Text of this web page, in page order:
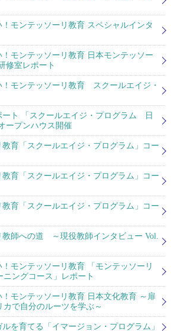
！モンテッソーリ教育 スペシャルインタ
！モンテッソーリ教育 日本モンテッソー
修室レポート
！モンテッソーリ教育 スクールエイジ・
ート 「スクールエイジ・プログラム 日
ープンハウス開催
教育「スクールエイジ・プログラム」コー
教育「スクールエイジ・プログラム」コー
教育「スクールエイジ・プログラム」コー
教師への道 ～現役教師インタビュー Vol.
！モンテッソーリ教育 「モンテッソーリ
ングコース」レポート
！モンテッソーリ教育 日本文化教育 ～扉
で自分のルーツを学ぶ～
を育てる「イマージョン・プログラム」